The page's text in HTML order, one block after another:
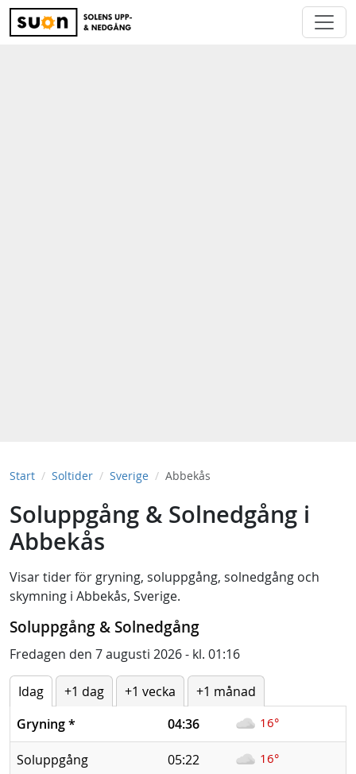
Start Soltider Sverige Abbekås
Soluppgång & Solnedgång i
Abbekås
Visar tider för gryning, soluppgång, solnedgång och
skymning i Abbekås, Sverige.
Soluppgång & Solnedgång
Fredagen den 7 augusti 2026 - kl. 01:16
Idag +1 dag +1 vecka
+1 månad
Gryning* 04:36 16°
Soluppgång 05:22 16°